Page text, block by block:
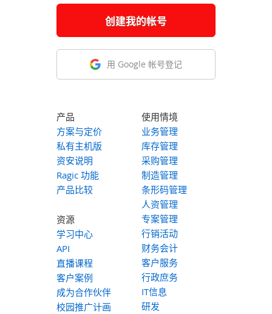
创建我的帐号
用 Google 帐号登记
产品
方案与定价
私有主机版
资安说明
Ragic 功能
产品比较
资源
学习中心
API
直播课程
客户案例
成为合作伙伴
校园推广计画
使用情境
业务管理
库存管理
采购管理
制造管理
条形码管理
人资管理
专案管理
行销活动
财务会计
客户服务
行政庶务
IT信息
研发